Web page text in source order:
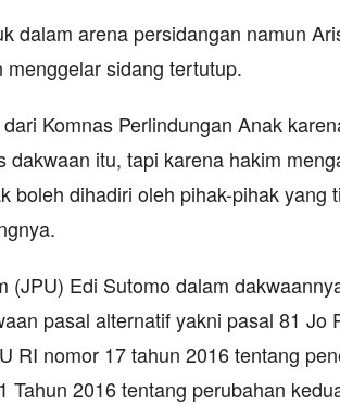
dalam arena persidangan namun
sidang tertutup.
Komnas Perlindungan Anak
dakwaan itu, tapi karena hakim
boleh dihadiri oleh pihak-pihak yang
(JPU) Edi Sutomo dalam
pasal alternatif yakni pasal 81 Jo
RI nomor 17 tahun 2016 tentang
Tahun 2016 tentang perubahan